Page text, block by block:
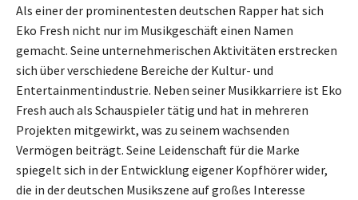
Als einer der prominentesten deutschen Rapper hat sich
Eko Fresh nicht nur im Musikgeschäft einen Namen
gemacht. Seine unternehmerischen Aktivitäten erstrecken
sich über verschiedene Bereiche der Kultur- und
Entertainmentindustrie. Neben seiner Musikkarriere ist Eko
Fresh auch als Schauspieler tätig und hat in mehreren
Projekten mitgewirkt, was zu seinem wachsenden
Vermögen beiträgt. Seine Leidenschaft für die Marke
spiegelt sich in der Entwicklung eigener Kopfhörer wider,
die in der deutschen Musikszene auf großes Interesse